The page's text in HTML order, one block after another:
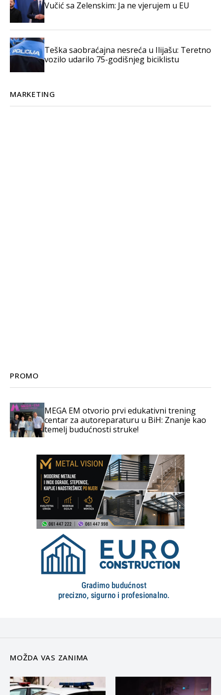
Vučić sa Zelenskim: Ja ne vjerujem u EU
Teška saobraćajna nesreća u Ilijašu: Teretno
vozilo udarilo 75-godišnjeg biciklistu
MARKETING
PROMO
MEGA EM otvorio prvi edukativni trening
centar za autoreparaturu u BiH: Znanje kao
temelj budućnosti struke!
MOŽDA VAS ZANIMA